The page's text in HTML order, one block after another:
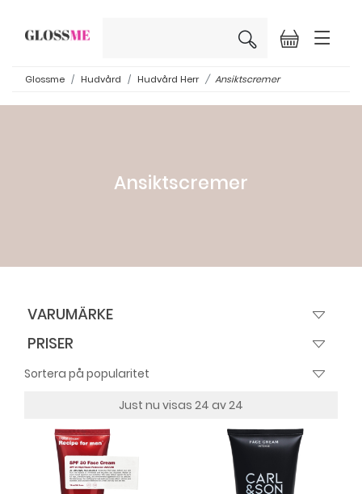
×
Glossme Hudvård Hudvård Herr Ansiktscremer
Ansiktscremer
VARUMÄRKE
PRISER
Just nu visas 24 av 24